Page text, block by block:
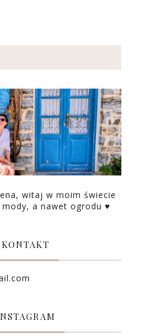
witaj w moim świecie
a nawet ogrodu ♥
KONTAKT